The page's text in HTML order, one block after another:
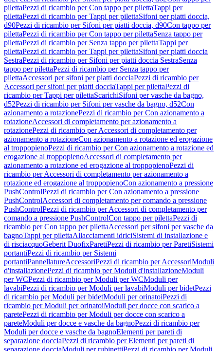
pilettaPezzi di ricambio per Con tappo per pilettaTappi per
pilettaPezzi di ricambio per Tappi per pilettaSifoni per piatti doccia,
d90Pezzi di ricambio per Sifoni per piatti doccia, d90Con tappo per
pilettaPezzi di ricambio per Con tappo per pilettaSenza tappo per
pilettaPezzi di ricambio per Senza tappo per pilettaTappi per
pilettaPezzi di ricambio per Tappi per pilettaSifoni per piatti doccia
SestraPezzi di ricambio per Sifoni per piatti doccia SestraSenza
tappo per pilettaPezzi di ricambio per Senza tappo per
pilettaAccessori per sifoni per piatti docciaPezzi di ricambio per
Accessori per sifoni per piatti docciaTappi per pilettaPezzi di
ricambio per Tappi per pilettaScarichiSifoni per vasche da bagno,
d52Pezzi di ricambio per Sifoni per vasche da bagno, d52Con
azionamento a rotazionePezzi di ricambio per Con azionamento a
rotazioneAccessori di completamento per azionamento a
rotazionePezzi di ricambio per Accessori di completamento per
azionamento a rotazioneCon azionamento a rotazione ed erogazione
al troppopienoPezzi di ricambio per Con azionamento a rotazione ed
erogazione al troppopienoAccessori di completamento per
azionamento a rotazione ed erogazione al troppopienoPezzi di
ricambio per Accessori di completamento per azionamento a
rotazione ed erogazione al troppopienoCon azionamento a pressione
PushControlPezzi di ricambio per Con azionamento a pressione
PushControlAccessori di completamento per comando a pressione
PushControlPezzi di ricambio per Accessori di completamento per
comando a pressione PushControlCon tappo per pilettaPezzi di
ricambio per Con tappo per pilettaAccessori per sifoni per vasche da
bagnoTappi per pilettaAllacciamenti idriciSistemi di installazione e
di risciacquoGeberit DuofixParetiPezzi di ricambio per ParetiSistemi
portantiPezzi di ricambio per Sistemi
portantiPannellatureAccessoriPezzi di ricambio per AccessoriModuli
d'installazionePezzi di ricambio per Moduli d'installazioneModuli
per WCPezzi di ricambio per Moduli per WCModuli per
lavabiPezzi di ricambio per Moduli per lavabiModuli per bidetPezzi
di ricambio per Moduli per bidetModuli per orinatoiPezzi di
ricambio per Moduli per orinatoiModuli per docce con scarico a
paretePezzi di ricambio per Moduli per docce con scarico a
pareteModuli per docce e vasche da bagnoPezzi di ricambio per
Moduli per docce e vasche da bagnoElementi per pareti di
separazione docciaPezzi di ricambio per Elementi per pareti di
separazione docciaModuli per rubinettiPezzi di ricambio per Moduli